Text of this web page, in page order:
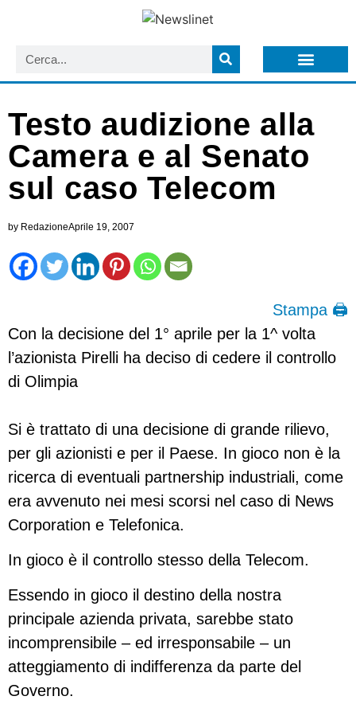
Testo audizione alla
Camera e al Senato
sul caso Telecom
by RedazioneAprile 19, 2007
Stampa 🖨
Con la decisione del 1° aprile per la 1^ volta
l’azionista Pirelli ha deciso di cedere il controllo
di Olimpia
Si è trattato di una decisione di grande rilievo,
per gli azionisti e per il Paese. In gioco non è la
ricerca di eventuali partnership industriali, come
era avvenuto nei mesi scorsi nel caso di News
Corporation e Telefonica.
In gioco è il controllo stesso della Telecom.
Essendo in gioco il destino della nostra
principale azienda privata, sarebbe stato
incomprensibile – ed irresponsabile – un
atteggiamento di indifferenza da parte del
Governo.